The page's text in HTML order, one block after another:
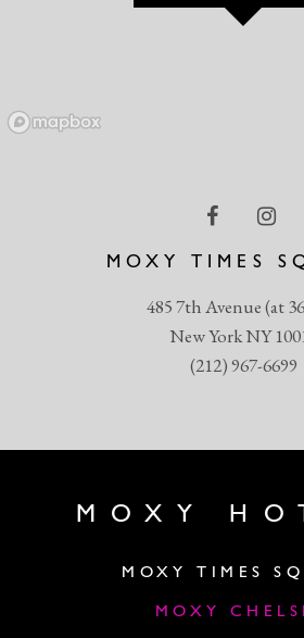
MOXY TIMES
485 7th Avenue (at 36
New York NY
(212) 967-6699
MOXY
MOXY TIMES
MOXY